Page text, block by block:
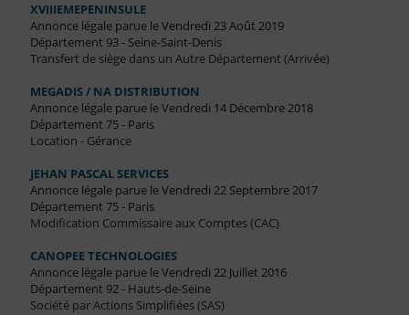
XVIIIEMEPENINSULE
Annonce légale parue le Vendredi 23 Août 2019
Département 93 - Seine-Saint-Denis
Transfert de siège dans un Autre Département (Arrivée)
MEGADIS / NA DISTRIBUTION
Annonce légale parue le Vendredi 14 Décembre 2018
Département 75 - Paris
Location - Gérance
JEHAN PASCAL SERVICES
Annonce légale parue le Vendredi 22 Septembre 2017
Département 75 - Paris
Modification Commissaire aux Comptes (CAC)
CANOPEE TECHNOLOGIES
Annonce légale parue le Vendredi 22 Juillet 2016
Département 92 - Hauts-de-Seine
Société par Actions Simplifiées (SAS)